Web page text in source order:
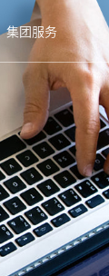
集团服务